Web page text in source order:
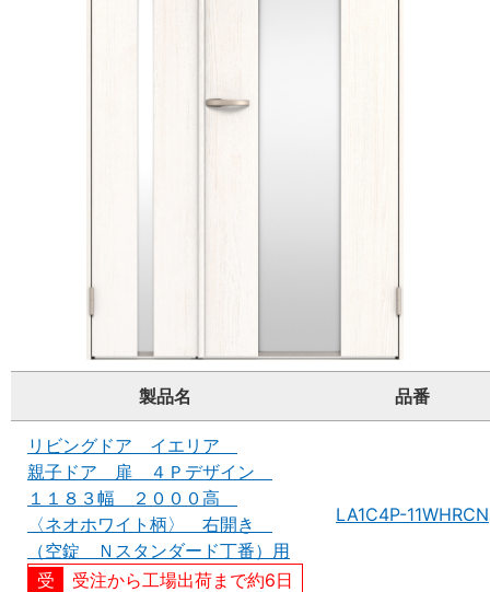
製品名 品番
リビングドア イエリア
親子ドア 扉 ４Ｐデザイン
１１８３幅 ２０００高
〈ネオホワイト柄〉 右開き
（空錠 Ｎスタンダード丁番）用
受注から工場出荷まで約6日
LA1C4P-11WHRCN